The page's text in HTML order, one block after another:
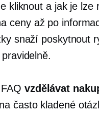
kliknout a jak je lze
ceny až po
snaží poskytnout
vzdělávat
často kladené